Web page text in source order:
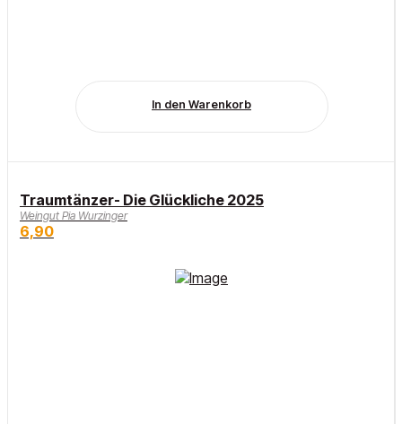
In den Warenkorb
Traumtänzer- Die Glückliche 2025
Weingut Pia Wurzinger
6,90